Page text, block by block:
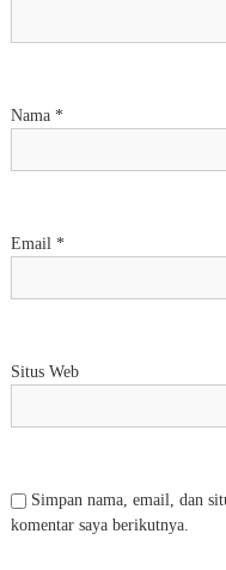
Nama *
Email *
Situs Web
Simpan nama, email, dan
komentar saya berikutnya.